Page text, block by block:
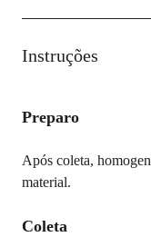
Instruções
Preparo
Após coleta,
material.
Coleta